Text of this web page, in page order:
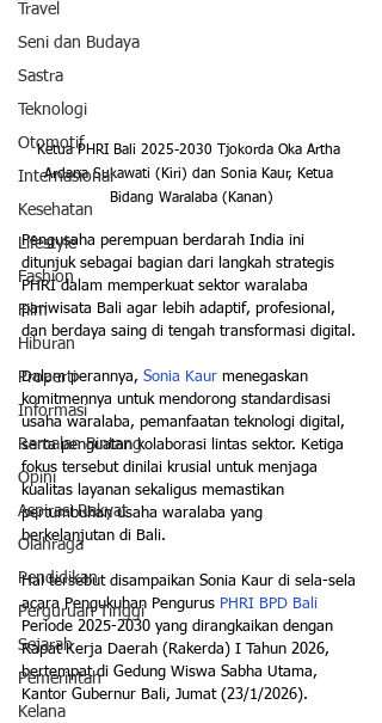
Travel
Seni dan Budaya
Sastra
Teknologi
Otomotif
Internasional
Kesehatan
Lifestyle
Fashion
Film
Hiburan
Properti
Informasi
Ramalan Bintang
Opini
Aspirasi Rakyat
Olahraga
Pendidikan
Perguruan Tinggi
Sejarah
Pemerintah
Kelana
Ketua PHRI Bali 2025-2030 Tjokorda Oka Artha
Ardana Sukawati (Kiri) dan Sonia Kaur, Ketua
Bidang Waralaba (Kanan)
Pengusaha perempuan berdarah India ini
ditunjuk sebagai bagian dari langkah strategis
PHRI dalam memperkuat sektor waralaba
pariwisata Bali agar lebih adaptif, profesional,
dan berdaya saing di tengah transformasi digital.
Dalam perannya, Sonia Kaur menegaskan
komitmennya untuk mendorong standardisasi
usaha waralaba, pemanfaatan teknologi digital,
serta penguatan kolaborasi lintas sektor. Ketiga
fokus tersebut dinilai krusial untuk menjaga
kualitas layanan sekaligus memastikan
pertumbuhan usaha waralaba yang
berkelanjutan di Bali.
Hal tersebut disampaikan Sonia Kaur di sela-sela
acara Pengukuhan Pengurus PHRI BPD Bali
Periode 2025-2030 yang dirangkaikan dengan
Rapat Kerja Daerah (Rakerda) I Tahun 2026,
bertempat di Gedung Wiswa Sabha Utama,
Kantor Gubernur Bali, Jumat (23/1/2026).